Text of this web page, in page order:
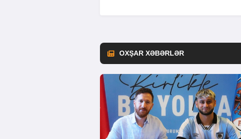
OXŞAR XƏBƏRLƏR